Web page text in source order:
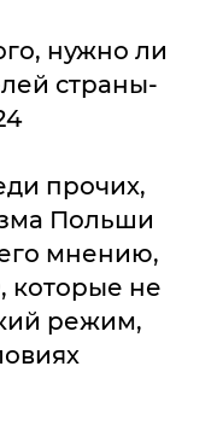
нужно ли
страны-
прочих,
Польши
мнению,
которые не
режим,